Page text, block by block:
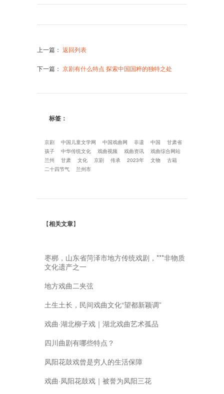
上一篇 ： 返回列表
下一篇 ： 京剧有什么特点 探索中国国粹的独特之处
标签：
京剧 中国儿童文学网 中国戏曲网 非遗 中国
甘肃省
孩子
中华传统文化 戏曲视频 戏曲资讯
戏曲综合网站
兰州
甘肃 文化 京剧 传承 2023年 文物
古籍
二十四节气
兰州市
【相关文章】
枣梆，山东省菏泽市地方传统戏剧，***非物质
文化遗产之一
地方戏曲二夹弦
土生土长，民间戏曲文化“望都新颖调”
戏曲·湖北柳子戏｜湖北戏曲艺术孤品
四川曲剧有哪些特点？
凤阳花鼓戏曾是穷人的生活保障
戏曲·凤阳花鼓戏｜被誉为凤阳三花